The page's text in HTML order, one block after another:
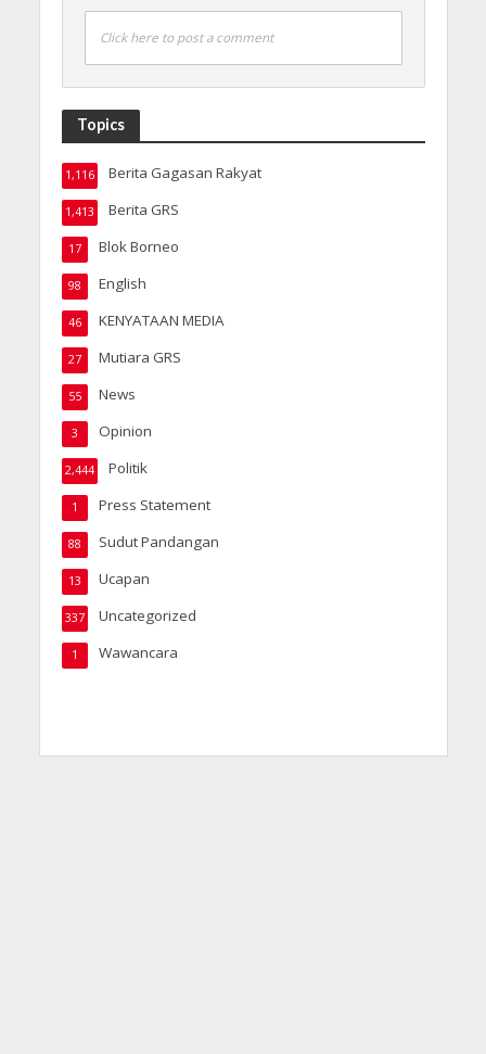
Click here to post a comment
Topics
Berita Gagasan Rakyat
1,116
Berita GRS
1,413
Blok Borneo
17
English
98
KENYATAAN MEDIA
46
Mutiara GRS
27
News
55
Opinion
3
Politik
2,444
Press Statement
1
Sudut Pandangan
88
Ucapan
13
Uncategorized
337
Wawancara
1